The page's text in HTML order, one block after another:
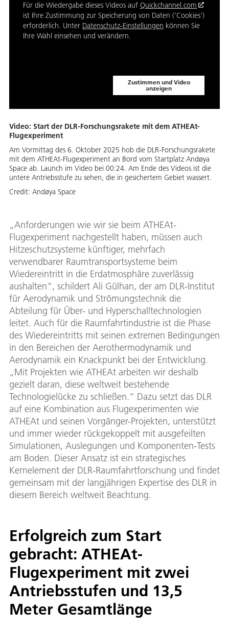
Für die Wiedergabe dieses Videos auf Quickchannel.com
ist Ihre Zustimmung zur Speicherung von Daten ('Cookies')
erforderlich. Unter Datenschutz-Einstellungen können Sie
Ihre Wahl einsehen und verändern.
Zustimmen und Video
anzeigen
Video: Start der DLR-Forschungsrakete mit dem ATHEAt-
Flugexperiment
Am Vormittag des 6. Oktober 2025 hob die DLR-Forschungsrakete
mit dem ATHEAt-Flugexperiment an Bord vom Startplatz Andøya
Space ab. Launch im Video bei 00:24. Am Ende des Videos ist die
untere Antriebsstufe zu sehen, die in gesichertem Gebiet wassert.
Credit: Andøya Space
„Anforderungen wie wir sie beim ATHEAt-
Flugexperiment nachgestellt haben, müssen auch
Hitzeschutzsysteme künftiger, mehrfach
verwendbarer Raumtransportsysteme beim
Wiedereintritt in die Erdatmosphäre zuverlässig
aushalten“, schildert Ali Gülhan, der am DLR-Institut
für Aerodynamik und Strömungstechnik die
Abteilung für Über- und Hyperschalltechnologien
leitet. Auch für die Raumfahrtindustrie ist die Phase
des Wiedereintritts mit seinen extremen Bedingungen
in den Bereichen der Aerothermodynamik und
Aerodynamik ein Knackpunkt bei der Entwicklung.
„Mit Projekten wie ATHEAt arbeiten wir deshalb
gezielt daran, diese weltweit bestehende
Technologielücke zu schließen.“ Dazu setzt das DLR
auf eine Kombination aus Flugexperimenten wie
ATHEAt und seinen Vorgänger-Projekten, unterstützt
und immer wieder rückgekoppelt mit ausgefeilten
Simulationen, Auslegungen und Komponenten-Tests
am Boden. Dieser Ansatz ist ein strategisches
Kernelement der DLR-Raumfahrtforschung und findet
gemeinsam mit der langjährigen Expertise des DLR in
diesem Bereich weltweit Beachtung.
Erfolgreich zum Start
gebracht: ATHEAt-
Flugexperiment mit zwei
Antriebsstufen und 13,5
Meter Gesamtlänge